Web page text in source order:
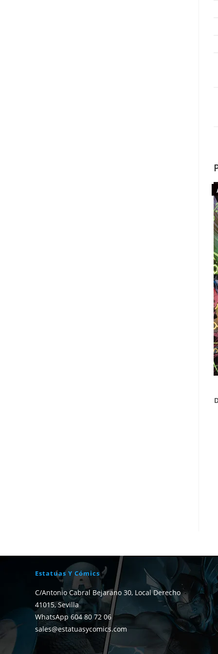
Estatuas Y Cómics
C/Antonio Cabral Bejarano 30, Local Derecho
41015, Sevilla
WhatsApp 604 80 72 06
sales@estatuasycomics.com